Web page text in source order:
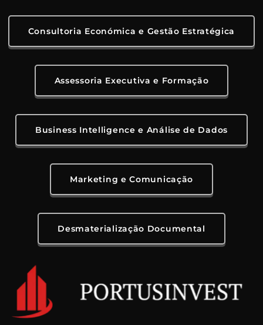
Consultoria Económica e Gestão Estratégica
Assessoria Executiva e Formação
Business Intelligence e Análise de Dados
Marketing e Comunicação
Desmaterialização Documental